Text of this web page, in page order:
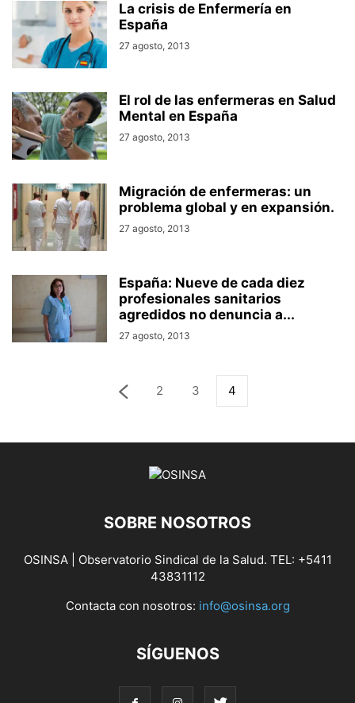
La crisis de Enfermería en
España
27 agosto, 2013
El rol de las enfermeras en Salud
Mental en España
27 agosto, 2013
Migración de enfermeras: un
problema global y en expansión.
27 agosto, 2013
España: Nueve de cada diez
profesionales sanitarios
agredidos no denuncia a...
27 agosto, 2013
2 3 4
SOBRE NOSOTROS
OSINSA | Observatorio Sindical de la Salud. TEL: +5411
43831112
Contacta con nosotros: info@osinsa.org
SÍGUENOS